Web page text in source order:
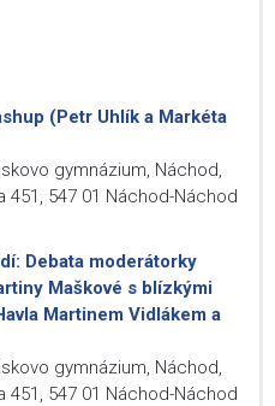
(Petr Uhlík a Markéta
gymnázium, Náchod,
451, 547 01 Náchod-Náchod
Debata moderátorky
Maškové s blízkými
Martinem Vidlákem a
gymnázium, Náchod,
451, 547 01 Náchod-Náchod